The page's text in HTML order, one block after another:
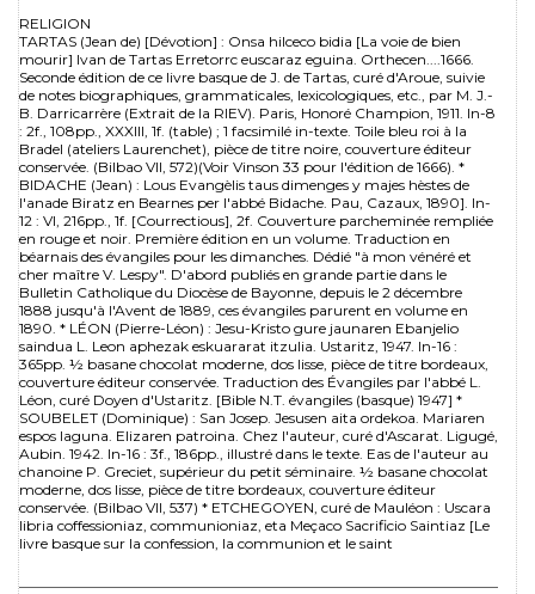
RELIGION
TARTAS (Jean de) [Dévotion] : Onsa hilceco bidia [La voie de bien
mourir] Ivan de Tartas Erretorrc euscaraz eguina. Orthecen....1666.
Seconde édition de ce livre basque de J. de Tartas, curé d'Aroue, suivie
de notes biographiques, grammaticales, lexicologiques, etc., par M. J.-
B. Darricarrère (Extrait de la RIEV). Paris, Honoré Champion, 1911. In-8
: 2f., 108pp., XXXIII, 1f. (table) ; 1 facsimilé in-texte. Toile bleu roi à la
Bradel (ateliers Laurenchet), pièce de titre noire, couverture éditeur
conservée. (Bilbao VII, 572)(Voir Vinson 33 pour l'édition de 1666). *
BIDACHE (Jean) : Lous Evangèlis taus dimenges y majes hèstes de
l'anade Biratz en Bearnes per l'abbé Bidache. Pau, Cazaux, 1890]. In-
12 : VI, 216pp., 1f. [Courrectious], 2f. Couverture parcheminée rempliée
en rouge et noir. Première édition en un volume. Traduction en
béarnais des évangiles pour les dimanches. Dédié "à mon vénéré et
cher maître V. Lespy". D'abord publiés en grande partie dans le
Bulletin Catholique du Diocèse de Bayonne, depuis le 2 décembre
1888 jusqu'à l'Avent de 1889, ces évangiles parurent en volume en
1890. * LÉON (Pierre-Léon) : Jesu-Kristo gure jaunaren Ebanjelio
saindua L. Leon aphezak eskuararat itzulia. Ustaritz, 1947. In-16 :
365pp. ½ basane chocolat moderne, dos lisse, pièce de titre bordeaux,
couverture éditeur conservée. Traduction des Évangiles par l'abbé L.
Léon, curé Doyen d'Ustaritz. [Bible N.T. évangiles (basque) 1947] *
SOUBELET (Dominique) : San Josep. Jesusen aita ordekoa. Mariaren
espos laguna. Elizaren patroina. Chez l'auteur, curé d'Ascarat. Ligugé,
Aubin. 1942. In-16 : 3f., 186pp., illustré dans le texte. Eas de l'auteur au
chanoine P. Greciet, supérieur du petit séminaire. ½ basane chocolat
moderne, dos lisse, pièce de titre bordeaux, couverture éditeur
conservée. (Bilbao VII, 537) * ETCHEGOYEN, curé de Mauléon : Uscara
libria coffessioniaz, communioniaz, eta Meçaco Sacrificio Saintiaz [Le
livre basque sur la confession, la communion et le saint